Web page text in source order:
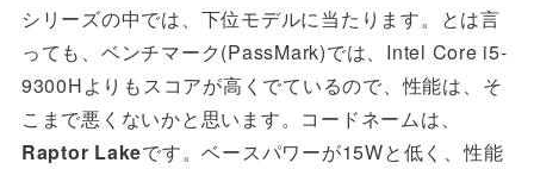
シリーズの中では、下位モデルに当たります。とは言
っても、ベンチマーク(PassMark)では、 Intel Core i5-
9300Hよりもスコアが高くでているので、性能は、そ
こまで悪くないかと思います。 コードネームは、
Raptor Lakeです。ベースパワーが15Wと低く、性能